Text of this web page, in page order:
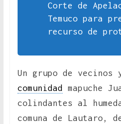
Corte de
Temuco para
recurso de
Un grupo de vecinos
comunidad
mapuche
colindantes al
comuna de Lautaro,